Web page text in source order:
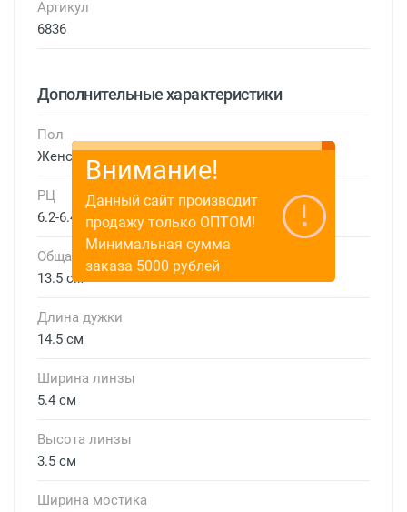
Артикул
6836
Дополнительные характеристики
Пол
Женские
РЦ
6.2-6.4 см
Общая ширина
13.5 см
Длина дужки
14.5 см
Ширина линзы
5.4 см
Высота линзы
3.5 см
Ширина мостика
Внимание!
Данный сайт производит
продажу только ОПТОМ!
Минимальная сумма
заказа 5000 рублей